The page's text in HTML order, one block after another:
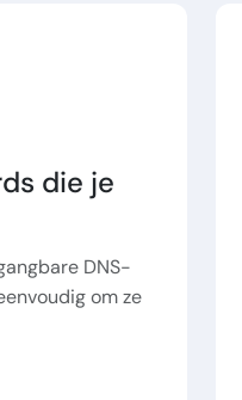
die je
DNS-
om ze